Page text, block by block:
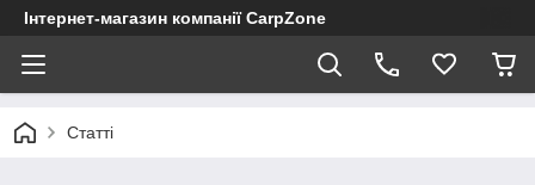
Інтернет-магазин компанії CarpZone
Статті